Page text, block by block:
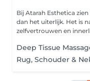
Bij Atarah Esthetica
dan het uiterlijk. Het is
zelfvertrouwen en
Deep Tissue
Rug, Schouder &